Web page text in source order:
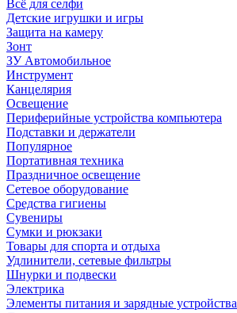
Всё для селфи
Детские игрушки и игры
Защита на камеру
Зонт
ЗУ Автомобильное
Инструмент
Канцелярия
Освещение
Периферийные устройства компьютера
Подставки и держатели
Популярное
Портативная техника
Праздничное освещение
Сетевое оборудование
Средства гигиены
Сувениры
Сумки и рюкзаки
Товары для спорта и отдыха
Удлинители, сетевые фильтры
Шнурки и подвески
Электрика
Элементы питания и зарядные устройства